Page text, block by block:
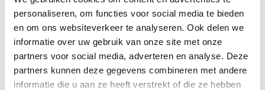
personaliseren, om functies voor social media te bieden
en om ons websiteverkeer te analyseren. Ook delen we
informatie over uw gebruik van onze site met onze
partners voor social media, adverteren en analyse. Deze
partners kunnen deze gegevens combineren met andere
informatie die u aan ze heeft verstrekt of die ze hebben
VANHAREN WINKELS
Bouwbedrijf Berghege bouwde en verbouwde voor
vanHaren Nederland winkels in diverse binnensteden
zoals Amsterdam, Waalwijk, Rotterdam, Roosendaal,
Lees meer